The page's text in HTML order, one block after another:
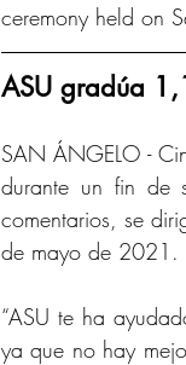
ceremony held on
ASU gradúa
SAN ÁNGELO -
durante un fin de
comentarios, se
de mayo de 2021.
“ASU te ha
ya que no hay